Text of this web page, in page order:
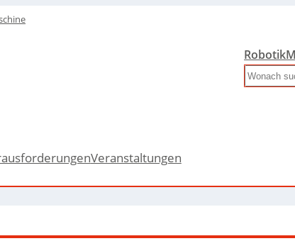
Robotik
Search
Veranstaltungen